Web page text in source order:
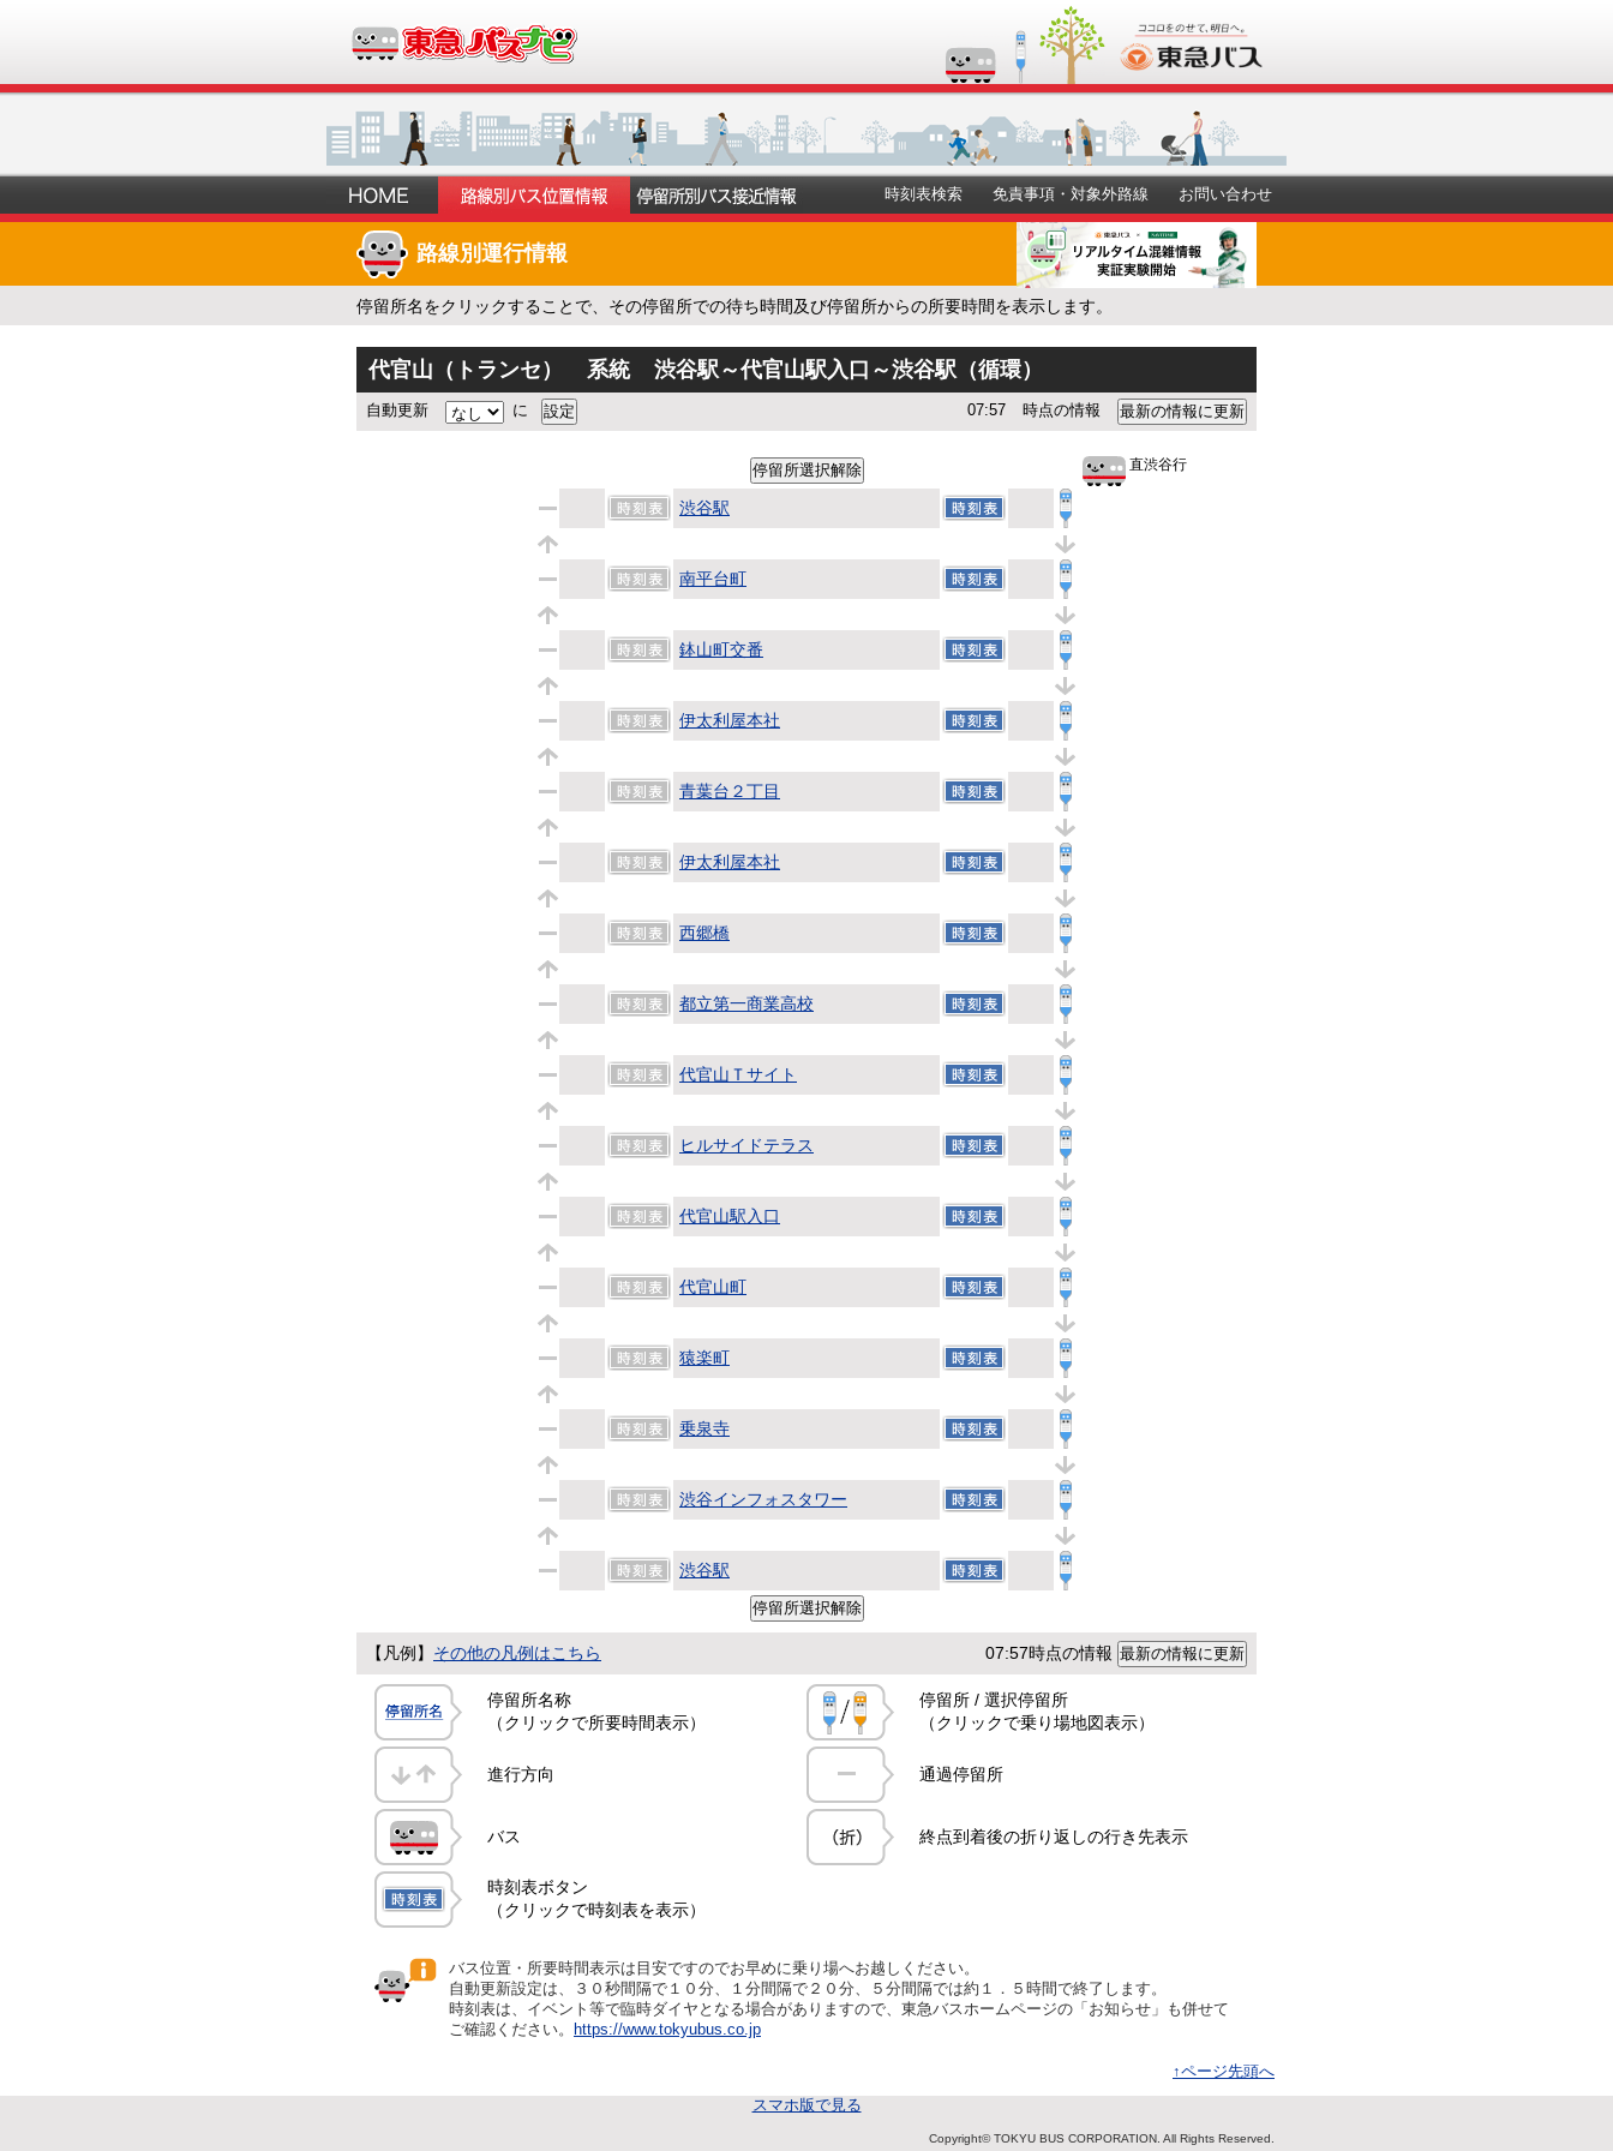
お問い合わせ
免責事項・対象外路線
時刻表検索
路線別運行情報
停留所名をクリックすることで、その停留所での待ち時間及び停留所からの所要時間を表示します。
代官山（トランセ） 系統 渋谷駅～代官山駅入口～渋谷駅（循環）
自動更新 に 07:57 時点の情報
直渋谷行
渋谷駅
南平台町
鉢山町交番
伊太利屋本社
青葉台２丁目
伊太利屋本社
西郷橋
都立第一商業高校
代官山Ｔサイト
ヒルサイドテラス
代官山駅入口
代官山町
猿楽町
乗泉寺
渋谷インフォスタワー
渋谷駅
【凡例】 その他の凡例はこちら 07:57時点の情報
停留所名称
（クリックで所要時間表示）
停留所 / 選択停留所
（クリックで乗り場地図表示）
進行方向 通過停留所
バス 終点到着後の折り返しの行き先表示
時刻表ボタン
（クリックで時刻表を表示）
バス位置・所要時間表示は目安ですのでお早めに乗り場へお越しください。
自動更新設定は、３０秒間隔で１０分、１分間隔で２０分、５分間隔では約１．５時間で終了します。
時刻表は、イベント等で臨時ダイヤとなる場合がありますので、東急バスホームページの「お知らせ」も併せて
ご確認ください。
https://www.tokyubus.co.jp
↑ページ先頭へ
スマホ版で見る
Copyright© TOKYU BUS CORPORATION. All Rights Reserved.